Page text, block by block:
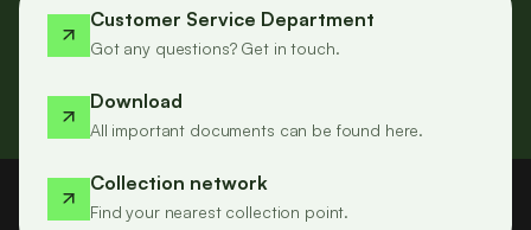
Customer Service Department
Got any questions? Get in touch.
Download
All important documents can be found here.
Collection network
Find your nearest collection point.